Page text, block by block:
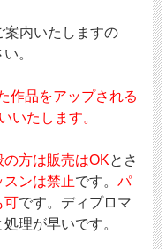
案内いたしますの
。
作品をアップされる
いたします。
方は販売はOKとさ
スンは禁止です。 パ
可です。ディプロマ
理が早いです。